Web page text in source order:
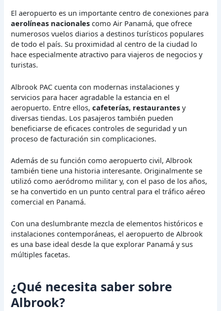
El aeropuerto es un importante centro de conexiones para
aerolíneas nacionales como Air Panamá, que ofrece
numerosos vuelos diarios a destinos turísticos populares
de todo el país. Su proximidad al centro de la ciudad lo
hace especialmente atractivo para viajeros de negocios y
turistas.
Albrook PAC cuenta con modernas instalaciones y
servicios para hacer agradable la estancia en el
aeropuerto. Entre ellos,cafeterías, restaurantes y
diversas tiendas. Los pasajeros también pueden
beneficiarse de eficaces controles de seguridad y un
proceso de facturación sin complicaciones.
Además de su función como aeropuerto civil, Albrook
también tiene una historia interesante. Originalmente se
utilizó como aeródromo militar y, con el paso de los años,
se ha convertido en un punto central para el tráfico aéreo
comercial en Panamá.
Con una deslumbrante mezcla de elementos históricos e
instalaciones contemporáneas, el aeropuerto de Albrook
es una base ideal desde la que explorar Panamá y sus
múltiples facetas.
¿Qué necesita saber sobre
Albrook?